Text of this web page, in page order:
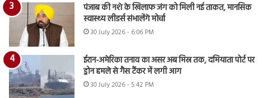
पंजाब की नशे के खिलाफ जंग को मिली नई ताकत, मानसिक
स्वास्थ्य लीडर्स संभालेंगे मोर्चा
30 July 2026 - 6:06 PM
ईरान-अमेरिका तनाव का असर अब मिस्र तक, दमियाता पोर्ट पर
ड्रोन हमले से गैस टैंकर में लगी आग
30 July 2026 - 5:42 PM